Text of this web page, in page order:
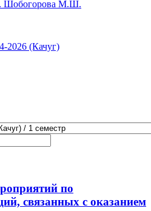
2026 (Качуг)
по
связанных с оказанием